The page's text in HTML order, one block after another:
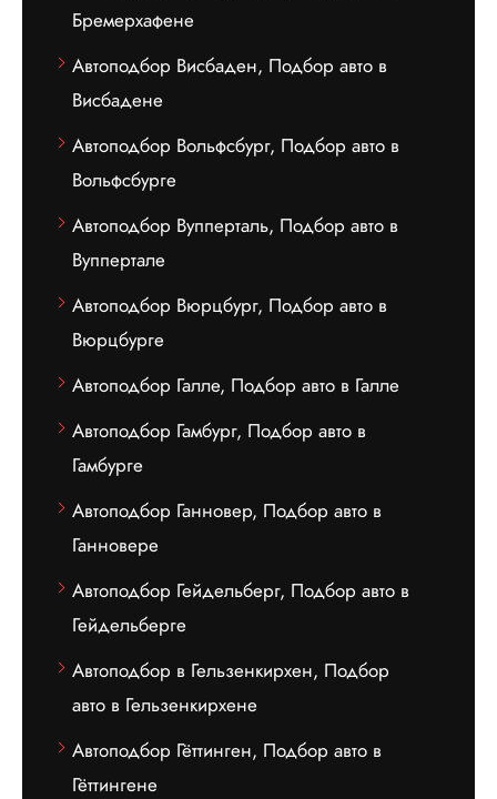
Бремерхафене
Автоподбор Висбаден, Подбор авто в
Висбадене
Автоподбор Вольфсбург, Подбор авто в
Вольфсбурге
Автоподбор Вупперталь, Подбор авто в
Вуппертале
Автоподбор Вюрцбург, Подбор авто в
Вюрцбурге
Автоподбор Галле, Подбор авто в Галле
Автоподбор Гамбург, Подбор авто в
Гамбурге
Автоподбор Ганновер, Подбор авто в
Ганновере
Автоподбор Гейдельберг, Подбор авто в
Гейдельберге
Автоподбор в Гельзенкирхен, Подбор
авто в Гельзенкирхене
Автоподбор Гёттинген, Подбор авто в
Гёттингене